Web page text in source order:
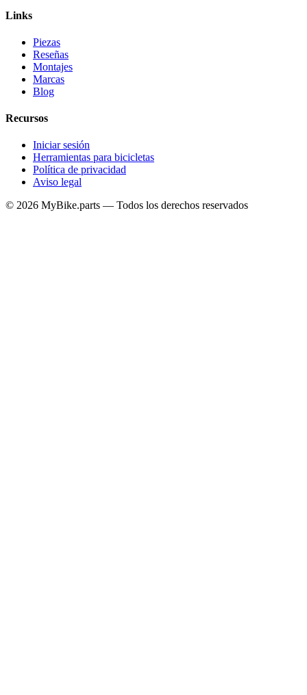
Links
Piezas
Reseñas
Montajes
Marcas
Blog
Recursos
Iniciar sesión
Herramientas para bicicletas
Política de privacidad
Aviso legal
© 2026 MyBike.parts — Todos los derechos reservados